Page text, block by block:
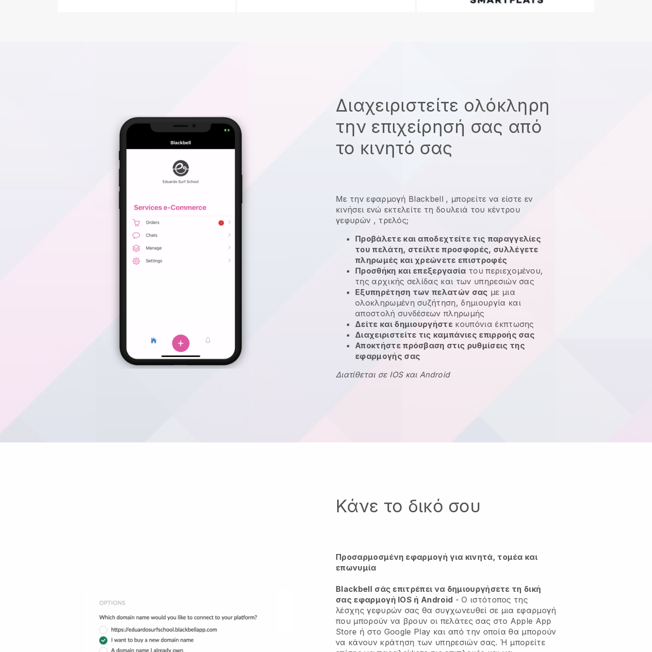
Διαχειριστείτε ολόκληρη
την επιχείρησή σας από
το κινητό σας
Με την εφαρμογή Blackbell , μπορείτε να είστε εν
κινήσει ενώ εκτελείτε τη δουλειά του κέντρου
γεφυρών , τρελός;
Προβάλετε και αποδεχτείτε τις παραγγελίες
του πελάτη, στείλτε προσφορές, συλλέγετε
πληρωμές και χρεώνετε επιστροφές
Προσθήκη και επεξεργασία του περιεχομένου,
της αρχικής σελίδας και των υπηρεσιών σας
Εξυπηρέτηση των πελατών σας με μια
ολοκληρωμένη συζήτηση, δημιουργία και
αποστολή συνδέσεων πληρωμής
Δείτε και δημιουργήστε κουπόνια έκπτωσης
Διαχειριστείτε τις καμπάνιες επιρροής σας
Αποκτήστε πρόσβαση στις ρυθμίσεις της
εφαρμογής σας
Διατίθεται σε IOS και Android
Κάνε το δικό σου
Προσαρμοσμένη εφαρμογή για κινητά, τομέα και
επωνυμία
Blackbell σάς επιτρέπει να δημιουργήσετε τη δική
σας εφαρμογή IOS ή Android -Ο ιστότοπος της
λέσχης γεφυρών σας θα συγχωνευθεί σε μια εφαρμογή
που μπορούν να βρουν οι πελάτες σας στο Apple App
Store ή στο Google Play και από την οποία θα μπορούν
να κάνουν κράτηση των υπηρεσιών σας. Ή μπορείτε